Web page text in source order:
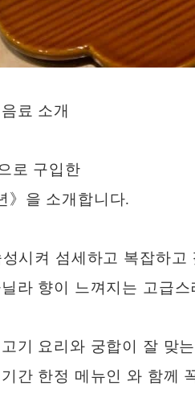
료 소개
로 구입한
》을 소개합니다.
시켜 섬세하고 복잡하
라 향이 느껴지는 고급
기 요리와 궁합이 잘 맞
간 한정 메뉴인 와 함께